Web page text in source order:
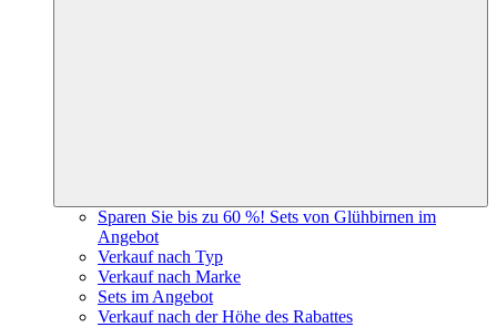
Sparen Sie bis zu 60 %! Sets von Glühbirnen im
Angebot
Verkauf nach Typ
Verkauf nach Marke
Sets im Angebot
Verkauf nach der Höhe des Rabattes